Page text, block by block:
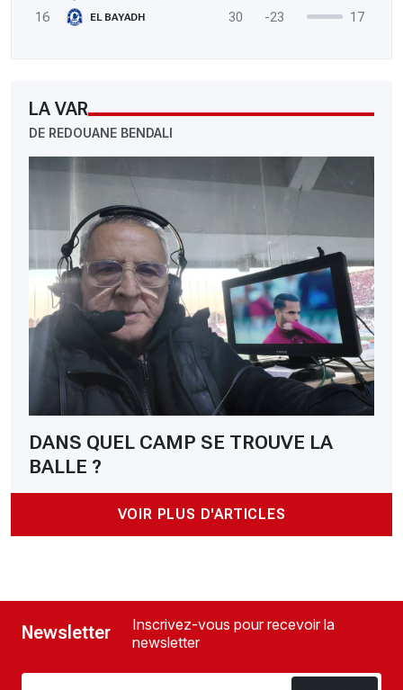
16
EL BAYADH 30 -23 17
LA VAR
DE REDOUANE BENDALI
DANS QUEL CAMP SE TROUVE LA
BALLE ?
VOIR PLUS D'ARTICLES
Newsletter
Inscrivez-vous pour recevoir la
newsletter